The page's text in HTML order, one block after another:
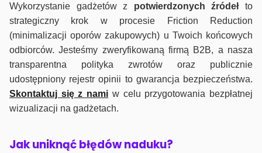
Wykorzystanie gadżetów z potwierdzonych źródełto
strategiczny krok w procesie Friction Reduction
(minimalizacji oporów zakupowych) u Twoich końcowych
odbiorców. Jesteśmy zweryfikowaną firmą B2B, a nasza
transparentna polityka zwrotów oraz publicznie
udostępniony rejestr opinii to gwarancja bezpieczeństwa.
Skontaktuj się z nami w celu przygotowania bezpłatnej
wizualizacji na gadżetach.
Jak uniknąć błędów naduku?